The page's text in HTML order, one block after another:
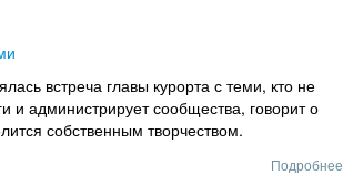
встреча главы курорта с теми, кто не
и администрирует сообщества, говорит о
собственным творчеством.
Подробнее